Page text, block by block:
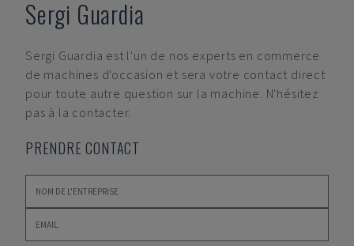
Sergi Guardia
Sergi Guardia est l'un de nos experts en commerce
de machines d'occasion et sera votre contact direct
pour toute autre question sur la machine. N'hésitez
pas à la contacter.
PRENDRE CONTACT